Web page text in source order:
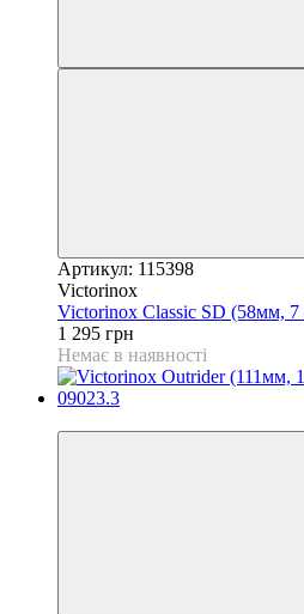
Артикул: 115398
Victorinox
Victorinox Classic SD (58мм, 7
1 295 грн
Немає в наявності